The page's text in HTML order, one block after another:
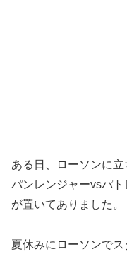
ある日、ローソンに
パンレンジャーvsパ
が置いてありました。
夏休みにローソンでス